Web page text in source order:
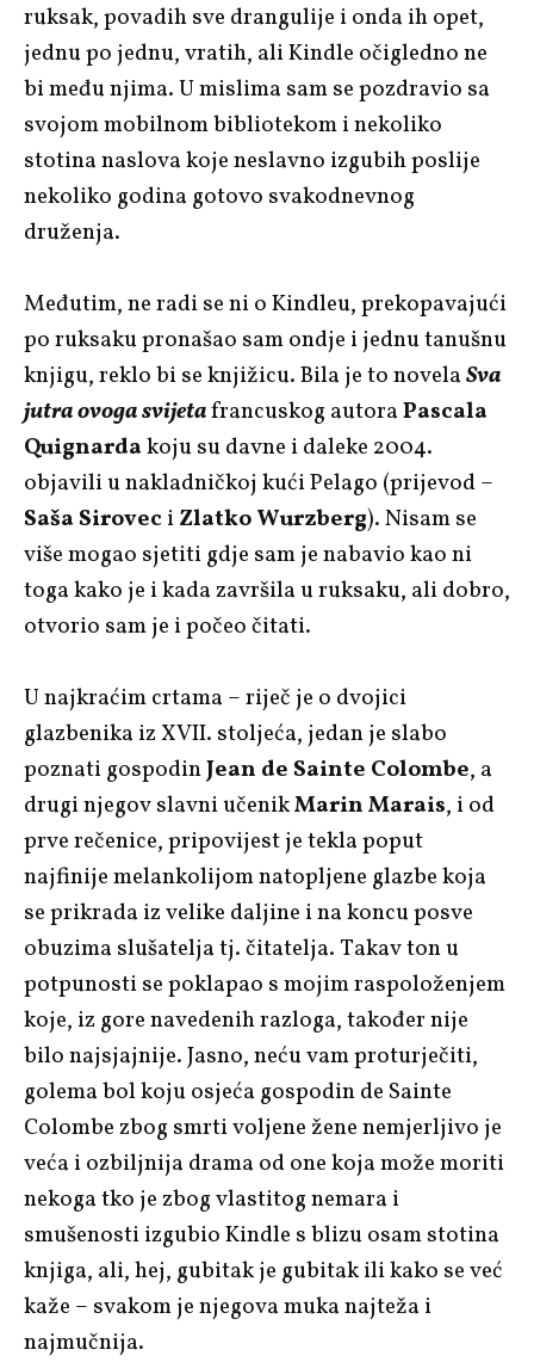
ruksak, povadih sve drangulije i onda ih opet,
jednu po jednu, vratih, ali Kindle očigledno ne
bi među njima. U mislima sam se pozdravio sa
svojom mobilnom bibliotekom i nekoliko
stotina naslova koje neslavno izgubih poslije
nekoliko godina gotovo svakodnevnog
druženja.
Međutim, ne radi se ni o Kindleu, prekopavajući
po ruksaku pronašao sam ondje i jednu tanušnu
knjigu, reklo bi se knjižicu. Bila je to novelaSva
jutra ovoga svijetafrancuskog autoraPascala
Quignardakoju su davne i daleke 2004.
objavili u nakladničkoj kući Pelago (prijevod –
Saša Sirovec iZlatko Wurzberg). Nisam se
više mogao sjetiti gdje sam je nabavio kao ni
toga kako je i kada završila u ruksaku, ali dobro,
otvorio sam je i počeo čitati.
U najkraćim crtama – riječ je o dvojici
glazbenika iz XVII. stoljeća, jedan je slabo
poznati gospodinJean de Sainte Colombe, a
drugi njegov slavni učenikMarin Marais, i od
prve rečenice, pripovijest je tekla poput
najfinije melankolijom natopljene glazbe koja
se prikrada iz velike daljine i na koncu posve
obuzima slušatelja tj. čitatelja. Takav ton u
potpunosti se poklapao s mojim raspoloženjem
koje, iz gore navedenih razloga, također nije
bilo najsjajnije. Jasno, neću vam proturječiti,
golema bol koju osjeća gospodin de Sainte
Colombe zbog smrti voljene žene nemjerljivo je
veća i ozbiljnija drama od one koja može moriti
nekoga tko je zbog vlastitog nemara i
smušenosti izgubio Kindle s blizu osam stotina
knjiga, ali, hej, gubitak je gubitak ili kako se već
kaže – svakom je njegova muka najteža i
najmučnija.